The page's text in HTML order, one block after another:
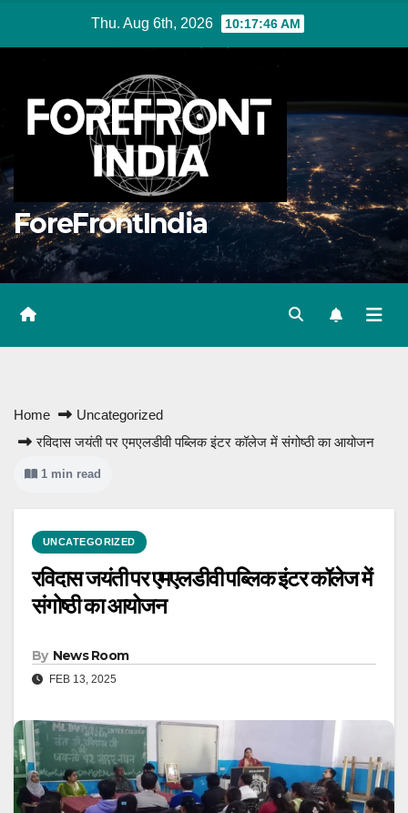
Thu. Aug 6th, 2026 10:17:47 AM
ForeFrontIndia
Home
Uncategorized
रविदास जयंती पर एमएलडीवी पब्लिक इंटर कॉलेज में संगोष्ठी का आयोजन
1 min read
UNCATEGORIZED
रविदास जयंती पर एमएलडीवी पब्लिक इंटर कॉलेज में
संगोष्ठी का आयोजन
By News Room
FEB 13, 2025